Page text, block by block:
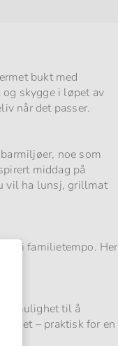
bukt med
skygge i løpet av
når det passer.
noe som
middag på
vil ha lunsj, grillmat
i familietempo. Her
mulighet til å
– praktisk for en